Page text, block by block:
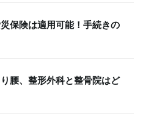
保険は適用可能！手続きの
腰、整形外科と整骨院はど